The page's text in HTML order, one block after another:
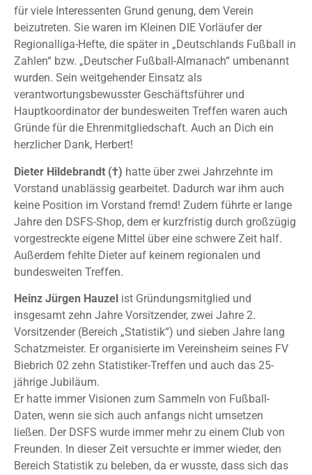
für viele Interessenten Grund genung, dem Verein
beizutreten. Sie waren im Kleinen DIE Vorläufer der
Regionalliga-Hefte, die später in „Deutschlands Fußball in
Zahlen“ bzw. „Deutscher Fußball-Almanach“ umbenannt
wurden. Sein weitgehender Einsatz als
verantwortungsbewusster Geschäftsführer und
Hauptkoordinator der bundesweiten Treffen waren auch
Gründe für die Ehrenmitgliedschaft. Auch an Dich ein
herzlicher Dank, Herbert!
Dieter Hildebrandt (†) hatte über zwei Jahrzehnte im
Vorstand unablässig gearbeitet. Dadurch war ihm auch
keine Position im Vorstand fremd! Zudem führte er lange
Jahre den DSFS-Shop, dem er kurzfristig durch großzügig
vorgestreckte eigene Mittel über eine schwere Zeit half.
Außerdem fehlte Dieter auf keinem regionalen und
bundesweiten Treffen.
Heinz Jürgen Hauzel ist Gründungsmitglied und
insgesamt zehn Jahre Vorsitzender, zwei Jahre 2.
Vorsitzender (Bereich „Statistik“) und sieben Jahre lang
Schatzmeister. Er organisierte im Vereinsheim seines FV
Biebrich 02 zehn Statistiker-Treffen und auch das 25-
jährige Jubiläum.
Er hatte immer Visionen zum Sammeln von Fußball-
Daten, wenn sie sich auch anfangs nicht umsetzen
ließen. Der DSFS wurde immer mehr zu einem Club von
Freunden. In dieser Zeit versuchte er immer wieder, den
Bereich Statistik zu beleben, da er wusste, dass sich das